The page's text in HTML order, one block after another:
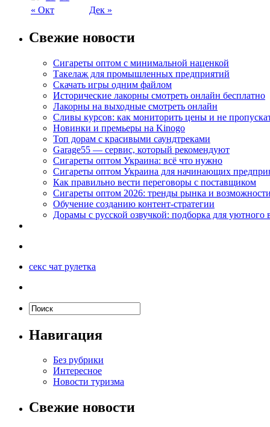
« Окт Дек »
Свежие новости
Сигареты оптом с минимальной наценкой
Такелаж для промышленных предприятий
Скачать игры одним файлом
Исторические лакорны смотреть онлайн бесплатно
Лакорны на выходные смотреть онлайн
Сливы курсов: как мониторить цены и не
Новинки и премьеры на Kinogo
Топ дорам с красивыми саундтреками
Garage55 — сервис, который рекомендуют
Сигареты оптом Украина: всё что нужно
Сигареты оптом Украина для начинающих
Как правильно вести переговоры с поставщиком
Сигареты оптом 2026: тренды рынка и возможности
Обучение созданию контент-стратегии
Дорамы с русской озвучкой: подборка для уютного
секс чат рулетка
Навигация
Без рубрики
Интересное
Новости туризма
Свежие новости